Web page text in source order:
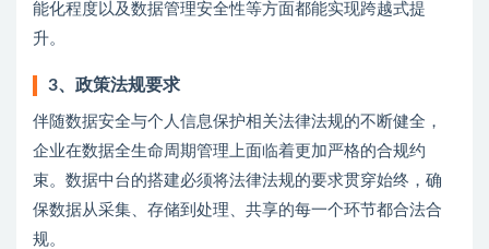
能化程度以及数据管理安全性等方面都能实现跨越式提
升。
3、政策法规要求
伴随数据安全与个人信息保护相关法律法规的不断健全，
企业在数据全生命周期管理上面临着更加严格的合规约
束。数据中台的搭建必须将法律法规的要求贯穿始终，确
保数据从采集、存储到处理、共享的每一个环节都合法合
规。